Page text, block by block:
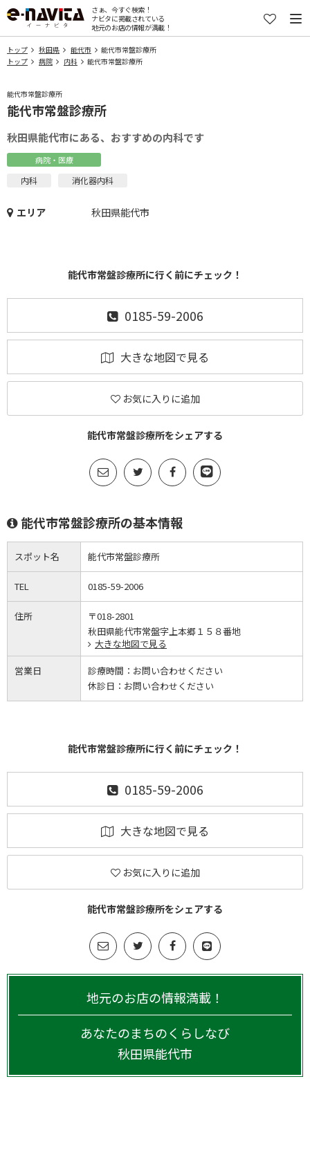
さぁ、今すぐ検索！
ナビタに掲載されている
地元のお店の情報が満載！
トップ 秋田県 能代市
能代市常盤診療所
トップ
病院 内科 能代市常盤診療所
能代市常盤診療所
能代市常盤診療所
秋田県能代市にある、おすすめの内科です
病院・医療
内科 消化器内科
エリア 秋田県能代市
能代市常盤診療所に行く前にチェック！
0185-59-2006
大きな地図で見る
お気に入りに追加
能代市常盤診療所をシェアする
能代市常盤診療所の基本情報
スポット名 能代市常盤診療所
TEL 0185-59-2006
住所
〒018-2801
秋田県能代市常盤字上本郷１５８番地
大きな地図で見る
営業日 診療時間： お問い合わせください
休診日： お問い合わせください
能代市常盤診療所に行く前にチェック！
0185-59-2006
大きな地図で見る
お気に入りに追加
能代市常盤診療所をシェアする
地元のお店の情報満載！
あなたのまちのくらしなび
秋田県能代市